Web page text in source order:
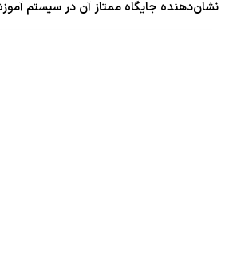
نشان‌دهنده جایگاه ممتاز آن در سیستم